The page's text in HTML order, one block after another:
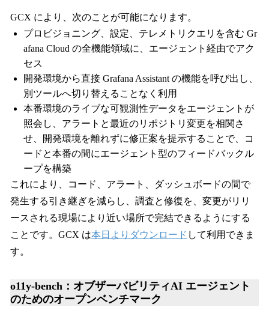
GCX により、次のことが可能になります。
プロビジョニング、設定、テレメトリクエリを含む Gr
afana Cloud の全機能領域に、エージェント経由でアク
セス
開発環境から直接 Grafana Assistant の機能を呼び出し、
別ツールへ切り替えることなく利用
本番環境のライブな可観測性データをエージェントが
照会し、アラートと最近のリポジトリ変更を相関さ
せ、開発環境を離れずに修正案を提示することで、コ
ードと本番の間にエージェント型のフィードバックル
ープを構築
これにより、コード、アラート、ダッシュボードの間で
発生する引き継ぎを減らし、調査と修復を、変更がリリ
ースされる現場により近い場所で完結できるようにする
ことです。GCX は本日よりダウンロード して利用できま
す。
o11y-bench：オブザーバビリティAI エージェント
のためのオープンベンチマーク